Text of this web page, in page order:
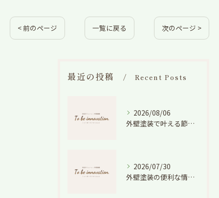
< 前のページ 一覧に戻る 次のページ >
最近の投稿 Recent Posts
2026/08/06
外壁塗装で叶える節電効果と愛知県の相場や色選びのポイントを徹底解説
2026/07/30
外壁塗装の便利な情報と失敗しない色や費用判断のコツを徹底解説